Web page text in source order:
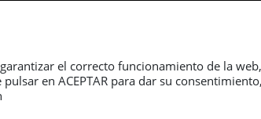
el correcto funcionamiento de la
en ACEPTAR para dar su